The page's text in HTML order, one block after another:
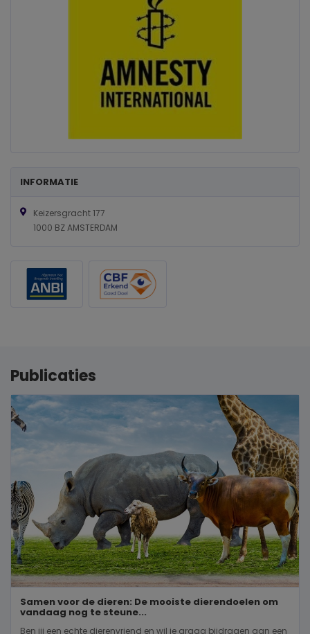
INFORMATIE
Keizersgracht 177
1000 BZ AMSTERDAM
Publicaties
Samen voor de dieren: De mooiste dierendoelen om
vandaag nog te steune...
Ben jij een echte dierenvriend en wil je graag bijdragen aan een